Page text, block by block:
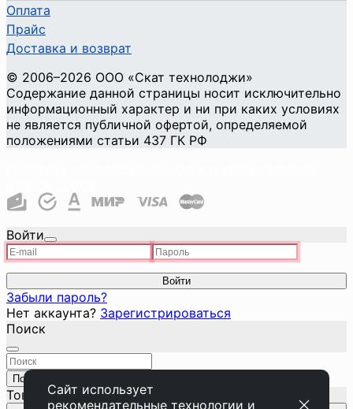
Оплата
Прайс
Доставка и возврат
© 2006–2026 ООО «Скат технолоджи»
Содержание данной страницы носит исключительно
информационный характер и ни при каких условиях
не является публичной офертой, определяемой
положениями статьи 437 ГК РФ
Войти
Войти
Забыли пароль?
Нет аккаунта? Зарегистрироваться
Поиск
Поиск
Товар добавлен в корзину
Сайт использует
рекомендательные технологии и